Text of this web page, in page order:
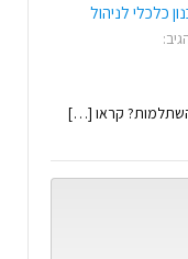
פיק – תכנון כלכלי לניהול
קראו […]